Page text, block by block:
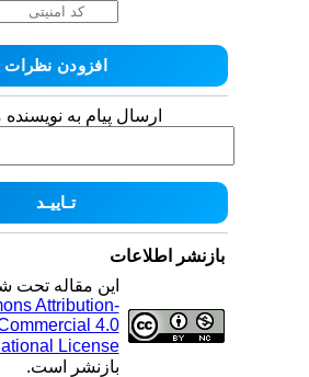
ارسال پیام به نویسنده
بازنشر اطلاعات
این مقاله تحت
Attribution-
4.0
License
بازنشر است.